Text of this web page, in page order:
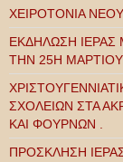
ΧΕΙΡΟΤΟΝΙΑ
ΕΚΔΗΛΩΣΗ ΙΕΡΑΣ
ΤΗΝ 25Η ΜΑΡΤΙΟΥ
ΣΧΟΛΕΙΩΝ ΣΤΑ
ΚΑΙ ΦΟΥΡΝΩΝ .
ΠΡΟΣΚΛΗΣΗ